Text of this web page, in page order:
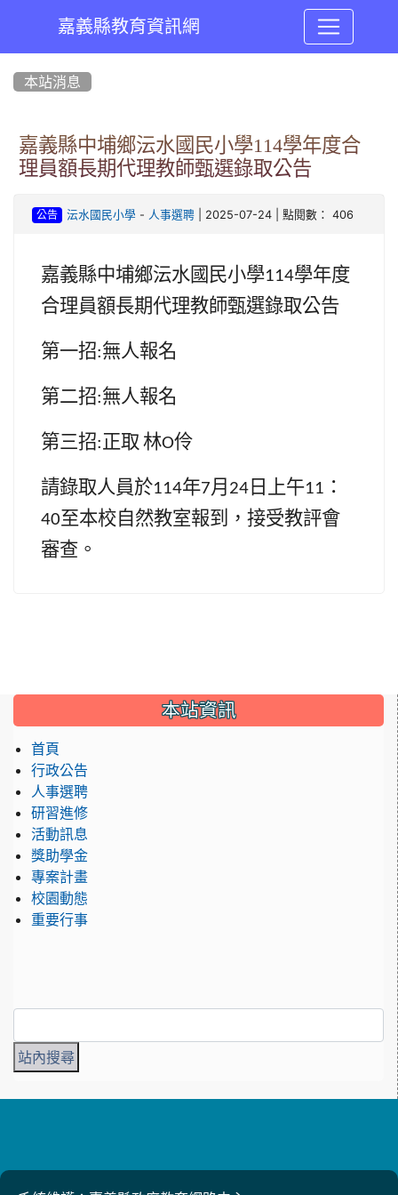
嘉義縣教育資訊網
本站消息
嘉義縣中埔鄉沄水國民小學114學年度合
理員額長期代理教師甄選錄取公告
公告 沄水國民小學- 人事選聘| 2025-07-24 | 點閱數： 406
嘉義縣中埔鄉沄水國民小學114學年度
合理員額長期代理教師甄選錄取公告
第一招:無人報名
第二招:無人報名
第三招:正取 林O伶
請錄取人員於114年7月 24 日上午11 ：
40至本校自然教室報到，接受教評會
審查。
::: 本站資訊
首頁
行政公告
人事選聘
研習進修
活動訊息
獎助學金
專案計畫
校園動態
重要行事